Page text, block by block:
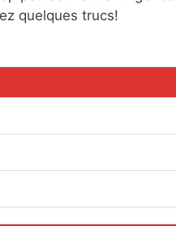
quelques trucs!